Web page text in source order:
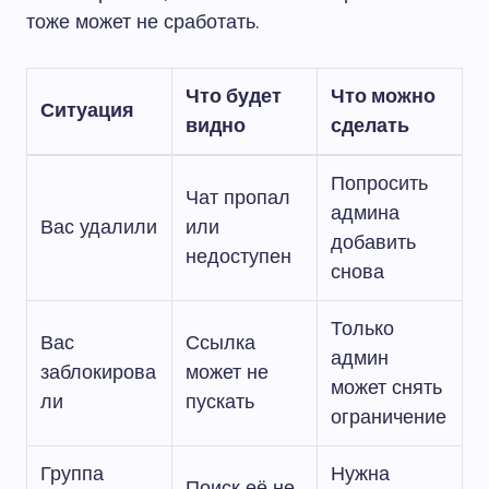
тоже может не сработать.
Ситуация
Что будет
видно
Что можно
сделать
Вас удалили
Чат пропал
или
недоступен
Попросить
админа
добавить
снова
Вас
заблокирова
ли
Ссылка
может не
пускать
Только
админ
может снять
ограничение
Группа Нужна